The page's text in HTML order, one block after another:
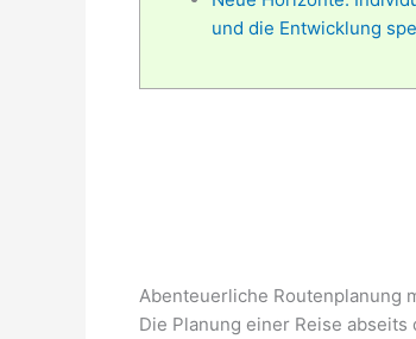
und die Entwicklung
Abenteuerliche Routenplanung
Die Planung einer Reise